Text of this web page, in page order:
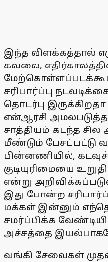
இந்த விளக்கத்தால்
கவலை,
சரிபார்ப்பு
தொடர்பு
என்ஆர்சி
சாத்தியம் கடந்த
மீண்டும் பேசப்பட்டு
பின்னணியில்,
குடியுரிமையை
என்று
இது போன்ற
மக்கள் இன்னும்
சமர்ப்பிக்க
அச்சத்தை
வங்கி சேவைகள்